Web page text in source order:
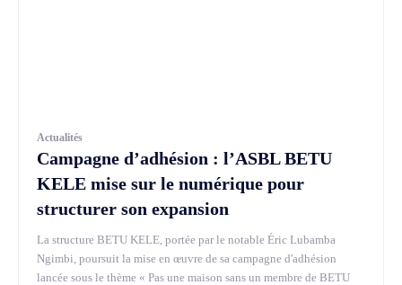
Actualités
Campagne d’adhésion : l’ASBL BETU
KELE mise sur le numérique pour
structurer son expansion
La structure BETU KELE, portée par le notable Éric Lubamba
Ngimbi, poursuit la mise en œuvre de sa campagne d'adhésion
lancée sous le thème « Pas une maison sans un membre de BETU